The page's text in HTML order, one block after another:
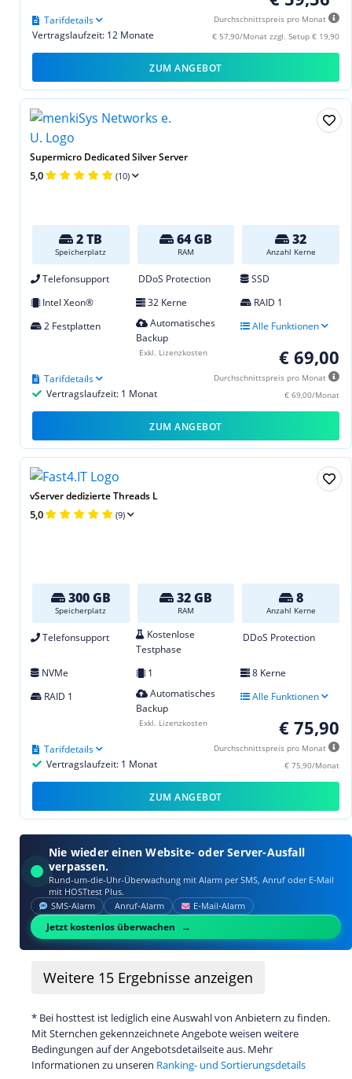
Durchschnittspreis pro Monat
€ 57,90/Monat zzgl. Setup € 19,90
Vertragslaufzeit: 12 Monate
Tarifdetails
ZUM ANGEBOT
Supermicro Dedicated Silver Server
5,0 (10)
2 TB
Speicherplatz
64 GB
RAM
32
Anzahl Kerne
Telefonsupport DDoS Protection
SSD
Intel Xeon®
32 Kerne
RAID 1
2 Festplatten
Automatisches
Backup
Alle Funktionen
€ 69,00
Durchschnittspreis pro Monat
€ 69,00/Monat
Vertragslaufzeit: 1 Monat
Tarifdetails
Exkl. Lizenzkosten
ZUM ANGEBOT
vServer dedizierte Threads L
5,0 (9)
300 GB
Speicherplatz
32 GB
RAM
8
Anzahl Kerne
Telefonsupport
Kostenlose
Testphase
DDoS Protection
NVMe 1
8 Kerne
RAID 1
Automatisches
Backup
Alle Funktionen
€ 75,90
Durchschnittspreis pro Monat
€ 75,90/Monat
Vertragslaufzeit: 1 Monat
Tarifdetails
Exkl. Lizenzkosten
ZUM ANGEBOT
Nie wieder einen Website- oder Server-Ausfall
verpassen.
Rund-um-die-Uhr-Überwachung mit Alarm per SMS, Anruf oder E‑Mail
mit HOSTtest Plus.
SMS‑Alarm Anruf‑Alarm E‑Mail‑Alarm
Jetzt kostenlos überwachen
Weitere 15 Ergebnisse anzeigen
* Bei hosttest ist lediglich eine Auswahl von Anbietern zu finden.
Mit Sternchen gekennzeichnete Angebote weisen weitere
Bedingungen auf der Angebotsdetailseite aus. Mehr
Informationen zu unseren Ranking- und Sortierungsdetails